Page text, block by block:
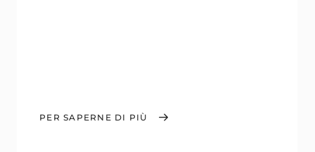
PER SAPERNE DI PIÙ